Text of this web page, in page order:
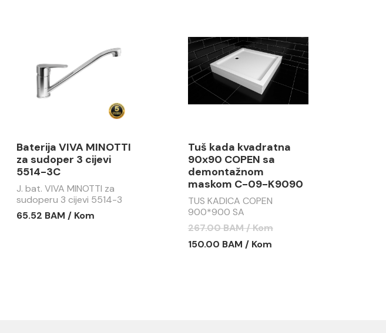
Baterija VIVA MINOTTI
za sudoper 3 cijevi
5514-3C
J. bat. VIVA MINOTTI za
sudoperu 3 cijevi 5514-3
65.52 BAM / Kom
Tuš kada kvadratna
90x90 COPEN sa
demontažnom
maskom C-09-K9090
TUS KADICA COPEN
900*900 SA
DEMONTAŽNOM MASKOM
C-09-K9090
267.00 BAM / Kom
150.00 BAM / Kom